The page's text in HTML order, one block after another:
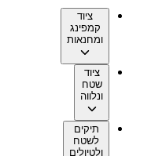
ציוד
קמפינג
ומחנאות
ציוד
שטח
ונלווה
תיקים
לשטח
ולטיולים